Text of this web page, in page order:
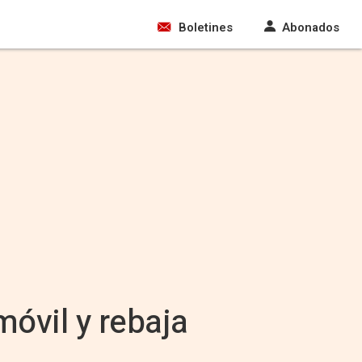
Boletines Abonados
y rebaja